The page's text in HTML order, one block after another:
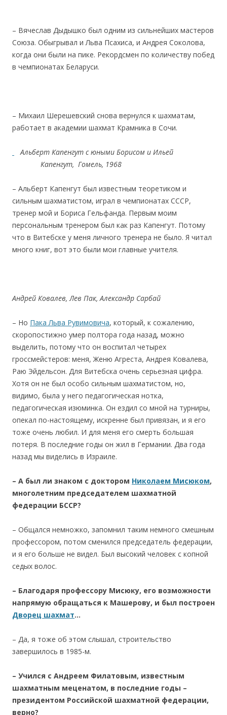
– Вячеслав Дыдышко был одним из сильнейших мастеров
Союза. Обыгрывал и Льва Псахиса, и Андрея Соколова,
когда они были на пике. Рекордсмен по количеству побед
в чемпионатах Беларуси.
– Михаил Шерешевский снова вернулся к шахматам,
работает в академии шахмат Крамника в Сочи.
Альберт Капенгут c юными Борисом и Ильей
Капенгут, Гомель, 1968
– Альберт Капенгут был известным теоретиком и
сильным шахматистом, играл в чемпионатах СССР,
тренер мой и Бориса Гельфанда. Первым моим
персональным тренером был как раз Капенгут. Потому
что в Витебске у меня личного тренера не было. Я читал
много книг, вот это были мои главные учителя.
Андрей Ковалев, Лев Пак, Александр Сарбай
– Но Пака Льва Рувимовича, который, к сожалению,
скоропостижно умер полтора года назад, можно
выделить, потому что он воспитал четырех
гроссмейстеров: меня, Женю Агреста, Андрея Ковалева,
Раю Эйдельсон. Для Витебска очень серьезная цифра.
Хотя он не был особо сильным шахматистом, но,
видимо, была у него педагогическая нотка,
педагогическая изюминка. Он ездил со мной на турниры,
опекал по-настоящему, искренне был привязан, и я его
тоже очень любил. И для меня его смерть большая
потеря. В последние годы он жил в Германии. Два года
назад мы виделись в Израиле.
– А был ли знаком с доктором Николаем Мисюком,
многолетним председателем шахматной
федерации БССР?
– Общался немножко, запомнил таким немного смешным
профессором, потом сменился председатель федерации,
и я его больше не видел. Был высокий человек с копной
седых волос.
– Благодаря профессору Мисюку, его возможности
напрямую обращаться к Машерову, и был построен
Дворец шахмат…
– Да, я тоже об этом слышал, строительство
завершилось в 1985-м.
– Учился с Андреем Филатовым, известным
шахматным меценатом, в последние годы –
президентом Российской шахматной федерации,
верно?